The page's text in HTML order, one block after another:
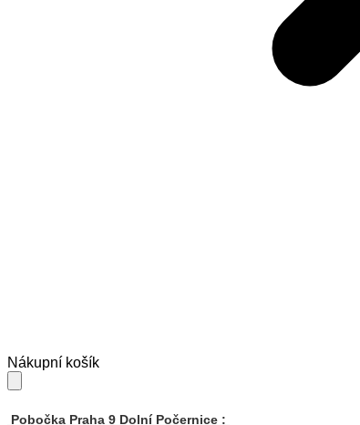
Skip
to
navigation
Skip
to
content
Nákupní košík
Pobočka Praha 9 Dolní Počernice :